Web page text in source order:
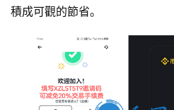
積成可觀的節省。